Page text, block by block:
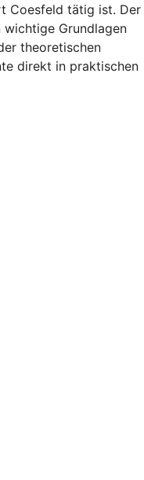
Coesfeld tätig ist. Der
wichtige Grundlagen
theoretischen
direkt in praktischen